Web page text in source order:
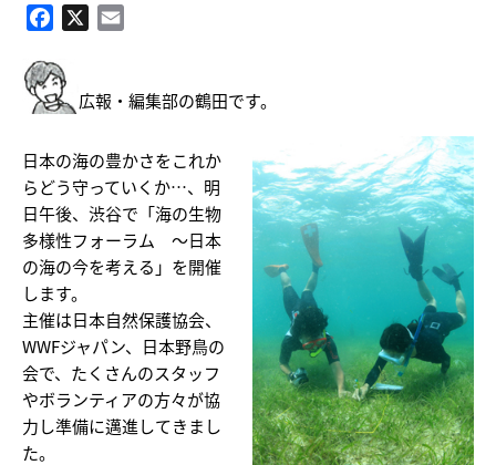
Facebook
広報・編集部の鶴田です。
日本の海の豊かさをこれか
らどう守っていくか…、明
日午後、渋谷で「海の生物
多様性フォーラム ～日本
の海の今を考える」を開催
します。
主催は日本自然保護協会、
WWFジャパン、日本野鳥の
会で、たくさんのスタッフ
やボランティアの方々が協
力し準備に邁進してきまし
た。